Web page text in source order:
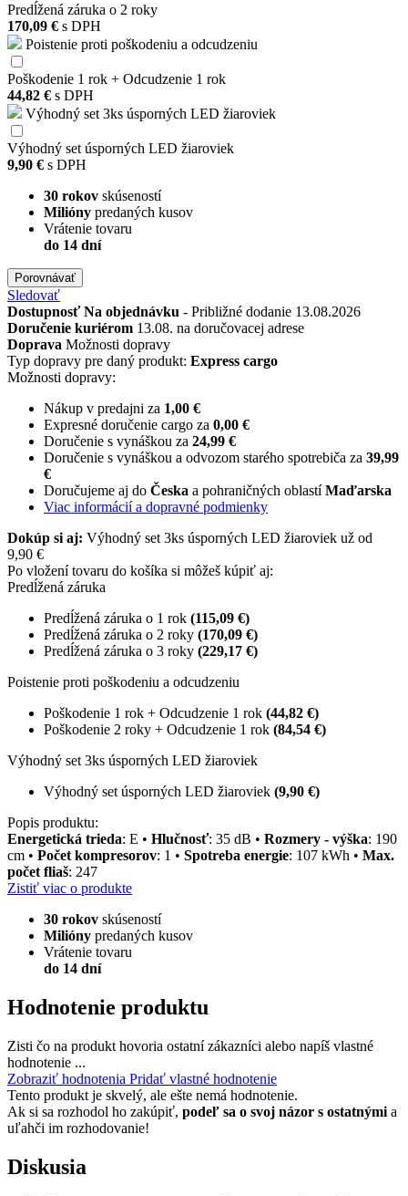
Predĺžená záruka o 2 roky
170,09 € s DPH
Poistenie proti poškodeniu a odcudzeniu
Poškodenie 1 rok + Odcudzenie 1 rok
44,82 € s DPH
Výhodný set 3ks úsporných LED žiaroviek
Výhodný set úsporných LED žiaroviek
9,90 € s DPH
30 rokov skúseností
Milióny predaných kusov
Vrátenie tovaru
do 14 dní
Porovnávať
Sledovať
DostupnosťNa objednávku - Približné dodanie 13.08.2026
Doručenie kuriérom 13.08. na doručovacej adrese
Doprava Možnosti dopravy
Typ dopravy pre daný produkt: Express cargo
Možnosti dopravy:
Nákup v predajni za 1,00 €
Expresné doručenie cargo za 0,00 €
Doručenie s vynáškou za 24,99 €
Doručenie s vynáškou a odvozom starého spotrebiča za 39,99
€
Doručujeme aj do Česka a pohraničných oblastíMaďarska
Viac informácií a dopravné podmienky
Dokúp si aj: Výhodný set 3ks úsporných LED žiaroviek už od
9,90 €
Po vložení tovaru do košíka si môžeš kúpiť aj:
Predĺžená záruka
Predĺžená záruka o 1 rok (115,09 €)
Predĺžená záruka o 2 roky (170,09 €)
Predĺžená záruka o 3 roky (229,17 €)
Poistenie proti poškodeniu a odcudzeniu
Poškodenie 1 rok + Odcudzenie 1 rok (44,82 €)
Poškodenie 2 roky + Odcudzenie 1 rok (84,54 €)
Výhodný set 3ks úsporných LED žiaroviek
Výhodný set úsporných LED žiaroviek (9,90 €)
Popis produktu:
Energetická trieda: E • Hlučnosť: 35 dB • Rozmery - výška: 190
cm • Počet kompresorov: 1 • Spotreba energie: 107 kWh • Max.
počet fliaš: 247
Zistiť viac o produkte
30 rokov skúseností
Milióny predaných kusov
Vrátenie tovaru
do 14 dní
Hodnotenie produktu
Zisti čo na produkt hovoria ostatní zákazníci alebo napíš vlastné
hodnotenie ...
Zobraziť hodnotenia Pridať vlastné hodnotenie
Tento produkt je skvelý, ale ešte nemá hodnotenie.
Ak si sa rozhodol ho zakúpiť, podeľ sa o svoj názor s ostatnými a
uľahči im rozhodovanie!
Diskusia